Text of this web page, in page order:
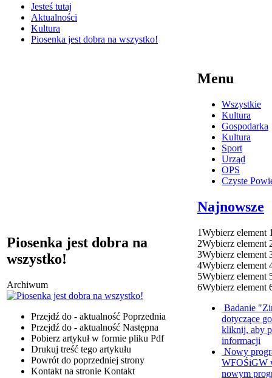
Jesteś tutaj
Aktualności
Kultura
Piosenka jest dobra na wszystko!
Piosenka jest dobra na
wszystko!
Archiwum
Przejdź do - aktualność Poprzednia
Przejdź do - aktualność Następna
Pobierz artykuł w formie pliku Pdf
Drukuj treść tego artykułu
Powrót do poprzedniej strony
Kontakt na stronie Kontakt
Menu
Wszystkie
Kultura
Gospodarka
Kultura
Sport
Urząd
OPS
Czyste
Najnowsze
1Wybierz element
2Wybierz element
3Wybierz element
4Wybierz element
5Wybierz element
6Wybierz element
Badanie
dotyczące
kliknij, aby
informacji
Nowy
WFOŚiGW
nowym